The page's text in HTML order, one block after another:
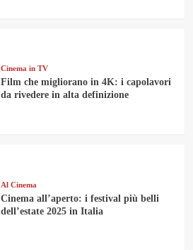
Cinema in TV
Film che migliorano in 4K: i capolavori
da rivedere in alta definizione
Al Cinema
Cinema all’aperto: i festival più belli
dell’estate 2025 in Italia